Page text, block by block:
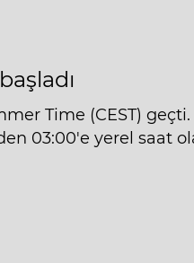
Time (CEST) geçti.
03:00'e yerel saat